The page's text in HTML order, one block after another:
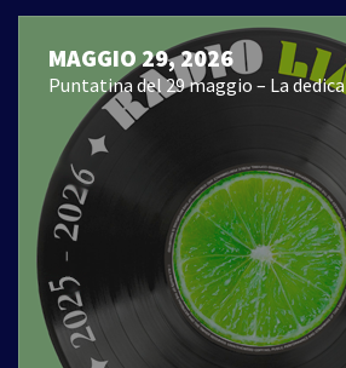
MAGGIO 29, 2026
Puntatina del 29 maggio – La dedica